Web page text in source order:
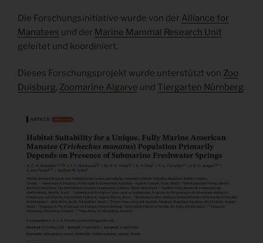
Die Forschungsinitiative wurde von der Alliance for
Manatees und der Marine Mammal Research Unit
geleitet und koordiniert.
Dieses Forschungsprojekt wurde unterstützt von Zoo
Duisburg, Zoomarine Algarve und Tiergarten Nürnberg.